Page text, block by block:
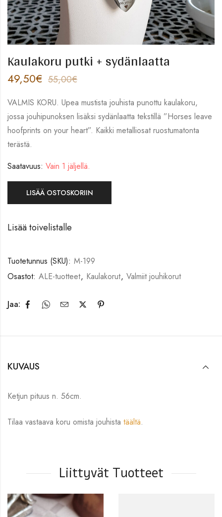
Kaulakoru putki + sydänlaatta
49,50€ 55,00€
VALMIS KORU. Upea mustista jouhista punottu kaulakoru,
jossa jouhipunoksen lisäksi sydänlaatta tekstillä ”Horses leave
hoofprints on your heart”. Kaikki metalliosat ruostumatonta
terästä.
Saatavuus: Vain 1 jäljellä.
LISÄÄ OSTOSKORIIN
Lisää toivelistalle
Tuotetunnus (SKU): M-199
Osastot: ALE-tuotteet, Kaulakorut, Valmiit jouhikorut
Jaa:
KUVAUS
Ketjun pituus n. 56cm.
Tilaa vastaava koru omista jouhista täältä.
Liittyvät Tuotteet